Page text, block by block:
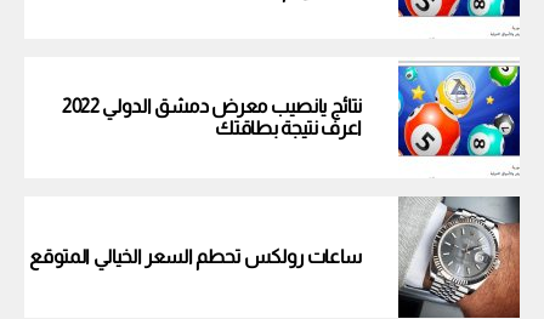
نتائج يانصيب معرض دمشق الدولي 2022
اعرف نتيجة بطاقتك
ساعات رولكس تحطم السعر الخيالي المتوقع